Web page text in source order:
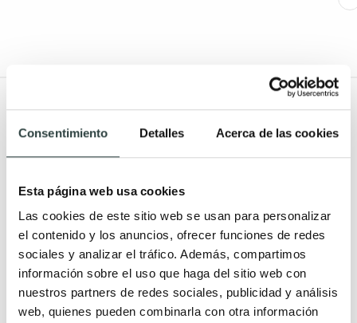
Consentimiento Detalles Acerca de las cookies
Esta página web usa cookies
Las cookies de este sitio web se usan para personalizar
el contenido y los anuncios, ofrecer funciones de redes
sociales y analizar el tráfico. Además, compartimos
información sobre el uso que haga del sitio web con
nuestros partners de redes sociales, publicidad y análisis
web, quienes pueden combinarla con otra información
Muebles de baño rústicos y
natural
Muebles de baño vintage y
neoclásicos
Mueble de baño de madera
Muebles de baño Salgar
Lavabos baratos
Lavabos pequeños
Lavabos a medida
Lavabos pedestal
Lavabos encastrados